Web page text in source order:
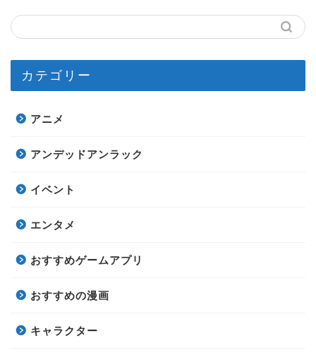
カテゴリー
アニメ
アンデッドアンラック
イベント
エンタメ
おすすめゲームアプリ
おすすめの漫画
キャラクター